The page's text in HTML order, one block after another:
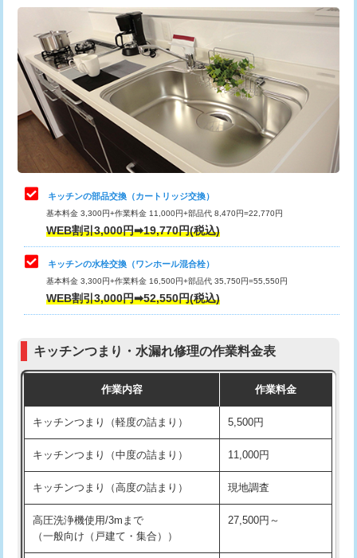
給水管工事※（バンド止め) 3,300円
給水管工事※（支持金具設置) 5,500円
給水管工事※（保温材使用（バンド止
め込み）)
5,500円
給水管工事※（土の掘削・埋め戻し作
11,000円
給水管工事※（塩ビ管（VP・HI）使
用/3ｍまで)
給水管工事※（塩ビ管（VP・HI）使
用（追加）/3ｍ超え)
給水管工事※（ライニング鋼管・銅
管・ポリ管・HT管使用/3ｍまで)
44,000円
管・ポリ管・HT管使用/3ｍ超え)
排水管工事（土の掘削・埋め戻し作
11,000円~
排水管工事（排水管工事/3ｍまで） 55,000円
排水管工事（追加 排水管工事/3ｍ超
+11,000円
マス交換（土の掘削・埋め戻し作業）
マス交換（深さ50㎝未満）
追加トーラー機使用/3m超え +3,300円
カメラ調査 33,000円
桝清掃 8,800円
止水・漏水調査・防水処理・清掃・修
理・調整・分解・加工など（軽作業）
11,000円
止水・漏水調査・防水処理・清掃・修
理・調整・分解・加工など（中作業）
22,000円
止水・漏水調査・防水処理・清掃・修
理・調整・分解・加工など（重作業）
33,000円
お風呂タンク脱着
その他部品の脱着
式・ワンホール）)
交換・取付(排水栓・排水トラップ
22,000円+材料費
持込商品取付（単水栓）
キッチンの部品交換（カートリッジ交換）
基本料金 3,300円+作業料金 11,000円+部品代 8,470円=22,770円
WEB割引3,000円➡19,770円(税込)
キッチンの水栓交換（ワンホール混合栓）
基本料金 3,300円+作業料金 16,500円+部品代 35,750円=55,550円
WEB割引3,000円➡52,550円(税込)
キッチンつまり・水漏れ修理の作業料金表
作業内容 作業料金
キッチンつまり（軽度の詰まり） 5,500円
キッチンつまり（中度の詰まり） 11,000円
キッチンつまり（高度の詰まり） 現地調査
高圧洗浄機使用/3mまで
（一般向け（戸建て・集合））
27,500円～